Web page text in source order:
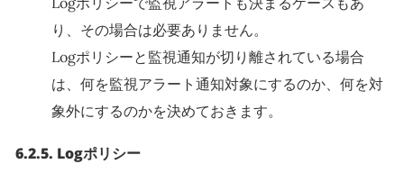
り、その場合は必要ありません。
Logポリシーと監視通知が切り離されている場合
は、何を監視アラート通知対象にするのか、何を対
象外にするのかを決めておきます。
6.2.5. Logポリシー